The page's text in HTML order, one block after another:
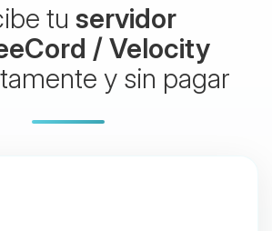
tu servidor
/ Velocity
y sin pagar